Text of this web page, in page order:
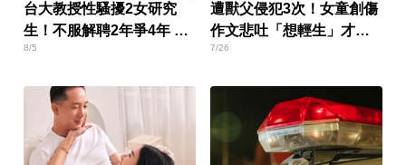
台大教授性騷擾2女研究
生！不服解聘2年爭4年 結
局出爐
8/5
遭獸父侵犯3次！女童創傷
作文悲吐「想輕生」才揭
穿
7/26